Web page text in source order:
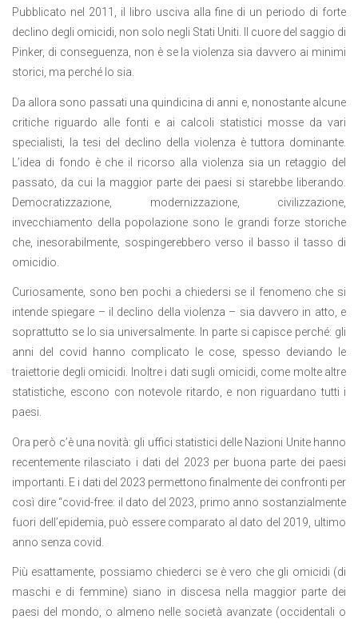
Pubblicato nel 2011, il libro usciva alla fine di un periodo di forte
declino degli omicidi, non solo negli Stati Uniti. Il cuore del saggio di
Pinker, di conseguenza, non è se la violenza sia davvero ai minimi
storici, ma perché lo sia.
Da allora sono passati una quindicina di anni e, nonostante alcune
critiche riguardo alle fonti e ai calcoli statistici mosse da vari
specialisti, la tesi del declino della violenza è tuttora dominante.
L’idea di fondo è che il ricorso alla violenza sia un retaggio del
passato, da cui la maggior parte dei paesi si starebbe liberando.
Democratizzazione, modernizzazione, civilizzazione,
invecchiamento della popolazione sono le grandi forze storiche
che, inesorabilmente, sospingerebbero verso il basso il tasso di
omicidio.
Curiosamente, sono ben pochi a chiedersi se il fenomeno che si
intende spiegare – il declino della violenza – sia davvero in atto, e
soprattutto se lo sia universalmente. In parte si capisce perché: gli
anni del covid hanno complicato le cose, spesso deviando le
traiettorie degli omicidi. Inoltre i dati sugli omicidi, come molte altre
statistiche, escono con notevole ritardo, e non riguardano tutti i
paesi.
Ora però c’è una novità: gli uffici statistici delle Nazioni Unite hanno
recentemente rilasciato i dati del 2023 per buona parte dei paesi
importanti. E i dati del 2023 permettono finalmente dei confronti per
così dire “covid-free: il dato del 2023, primo anno sostanzialmente
fuori dell’epidemia, può essere comparato al dato del 2019, ultimo
anno senza covid.
Più esattamente, possiamo chiederci se è vero che gli omicidi (di
maschi e di femmine) siano in discesa nella maggior parte dei
paesi del mondo, o almeno nelle società avanzate (occidentali o